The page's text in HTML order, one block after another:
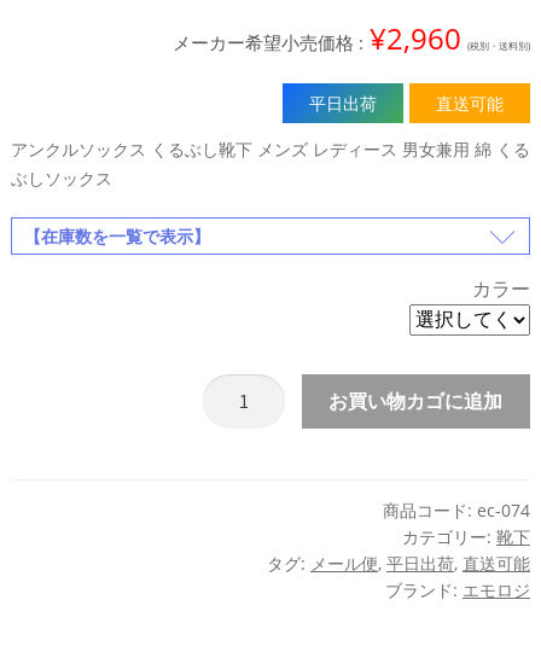
¥2,960
直送可能
平日出荷
アンクルソックス くるぶし靴下 メンズ レディース 男女兼用 綿 くる
ぶしソックス
【在庫数を一覧で表示】
カラー
【3
お買い物カゴに追加
商品コード: ec-074
カテゴリー:靴下
タグ: メール便,平日出荷,直送可能
ブランド: エモロジ